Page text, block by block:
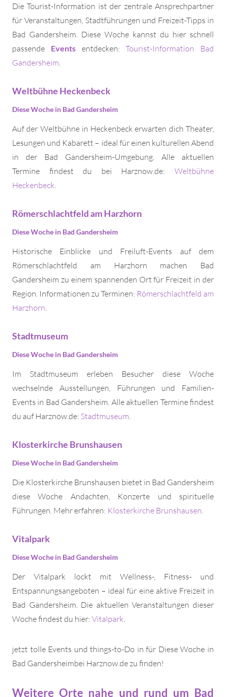
Die Tourist-Information ist der zentrale Ansprechpartner
für Veranstaltungen, Stadtführungen und Freizeit-Tipps in
Bad Gandersheim. Diese Woche kannst du hier schnell
passende Eventsentdecken:Tourist-Information Bad
Gandersheim
Weltbühne Heckenbeck
Diese Woche in Bad Gandersheim
Auf der Weltbühne in Heckenbeck erwarten dich Theater,
Lesungen und Kabarett – ideal für einen kulturellen Abend
in der Bad Gandersheim-Umgebung. Alle aktuellen
Termine findest du bei Harznow.de: Weltbühne
Heckenbeck
Römerschlachtfeld am Harzhorn
Diese Woche in Bad Gandersheim
Historische Einblicke und Freiluft-Events auf dem
Römerschlachtfeld am Harzhorn machen Bad
Gandersheim zu einem spannenden Ort für Freizeit in der
Region. Informationen zu Terminen: Römerschlachtfeld am
Harzhorn
Stadtmuseum
Diese Woche in Bad Gandersheim
Im Stadtmuseum erleben Besucher diese Woche
wechselnde Ausstellungen, Führungen und Familien-
Events in Bad Gandersheim. Alle aktuellen Termine findest
du auf Harznow.de: Stadtmuseum
Klosterkirche Brunshausen
Diese Woche in Bad Gandersheim
Die Klosterkirche Brunshausen bietet in Bad Gandersheim
diese Woche Andachten, Konzerte und spirituelle
Führungen. Mehr erfahren: Klosterkirche Brunshausen
Vitalpark
Diese Woche in Bad Gandersheim
Der Vitalpark lockt mit Wellness-, Fitness- und
Entspannungsangeboten – ideal für eine aktive Freizeit in
Bad Gandersheim. Die aktuellen Veranstaltungen dieser
Woche findest du hier: Vitalpark
jetzt tolle Events und things-to-Do in für Diese Woche in
Bad Gandersheimbei Harznow.de zu finden!
Weitere Orte nahe und rund um Bad